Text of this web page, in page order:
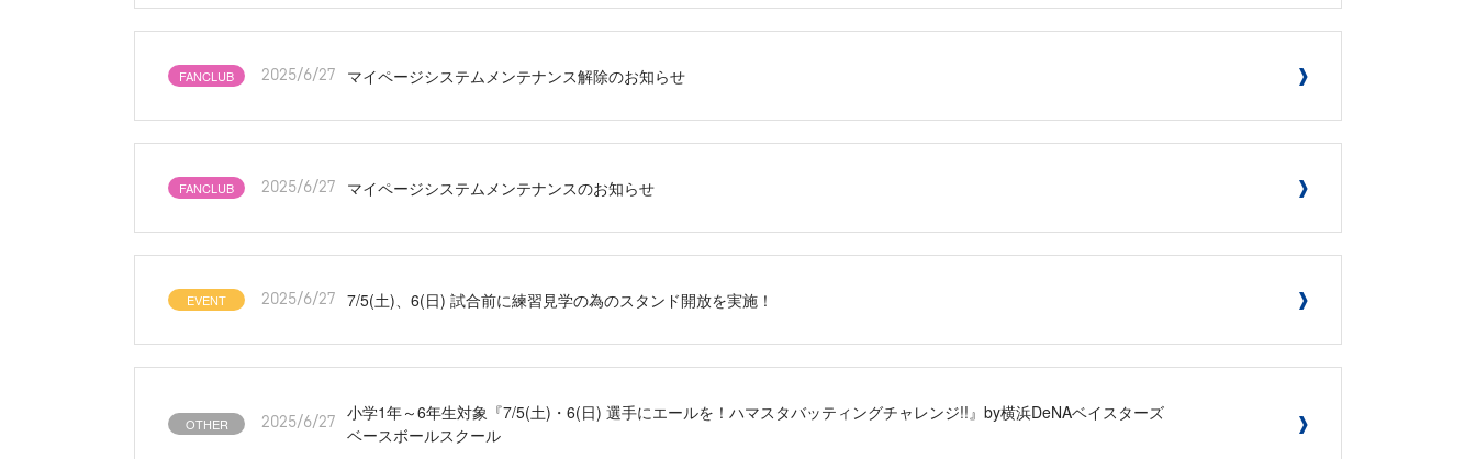
FANCLUB 2025/6/27 マイページシステムメンテナンス解除のお知らせ
FANCLUB 2025/6/27 マイページシステムメンテナンスのお知らせ
EVENT 2025/6/27 7/5(土)、6(日) 試合前に練習見学の為のスタンド開放を実施！
OTHER 2025/6/27
小学1年～6年生対象『7/5(土)・6(日) 選手にエールを！ハマスタバッティングチャレンジ!!』by横浜DeNAベイスターズ
ベースボールスクール